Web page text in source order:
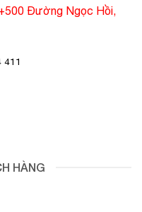
Đường Ngọc Hồi,
411
HÀNG